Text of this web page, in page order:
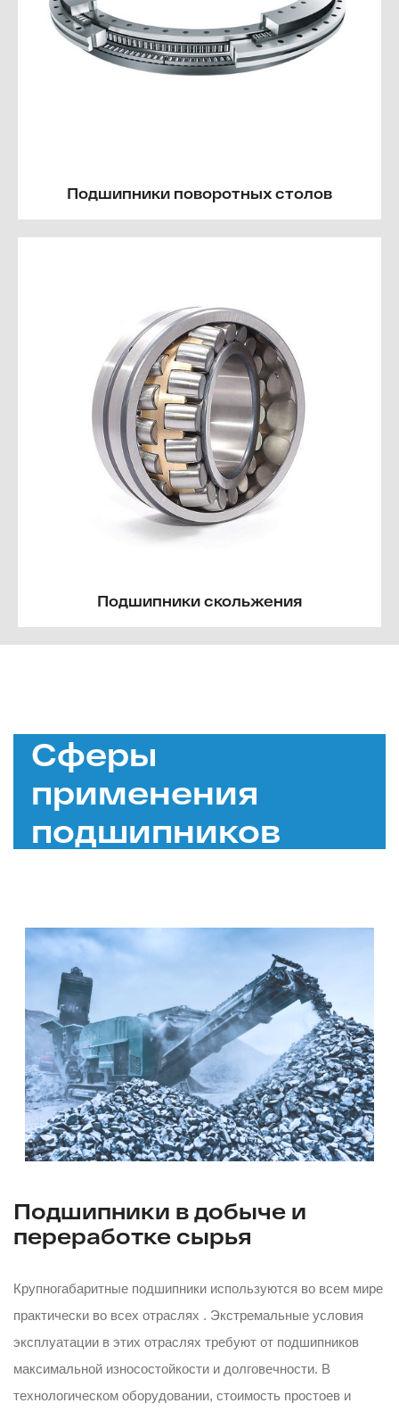
Подшипники поворотных столов
Подшипники скольжения
Сферы
применения
подшипников
Подшипники в добыче и
переработке сырья
Крупногабаритные подшипники используются во всем мире
практически во всех отраслях . Экстремальные условия
эксплуатации в этих отраслях требуют от подшипников
максимальной износостойкости и долговечности. В
технологическом оборудовании, стоимость простоев и